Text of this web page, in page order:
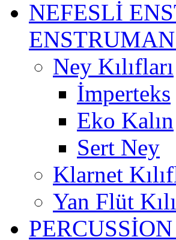
NEFESLİ
Ney Kılıfları
İmperteks
Eko Kalın
Sert Ney
Klarnet
Yan Flüt